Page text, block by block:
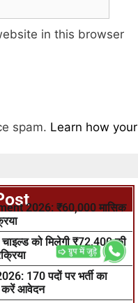
in this browser
spam. Learn how your
2026: ₹60,000 मासिक
को मिलेगी ₹72,400 की
170 पदों पर भर्ती का
करें आवेदन